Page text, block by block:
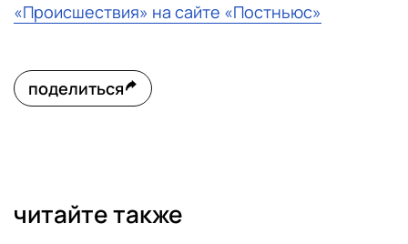
«Происшествия» на сайте «Постньюс»
поделиться
читайте также